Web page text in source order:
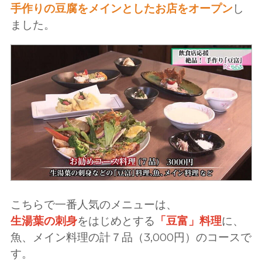
手作りの豆腐をメインとしたお店をオープン し
ました。
こちらで一番人気のメニューは、
生湯葉の刺身をはじめとする 「豆富」料理に、
魚、メイン料理の計７品（3,000円）のコースで
す。